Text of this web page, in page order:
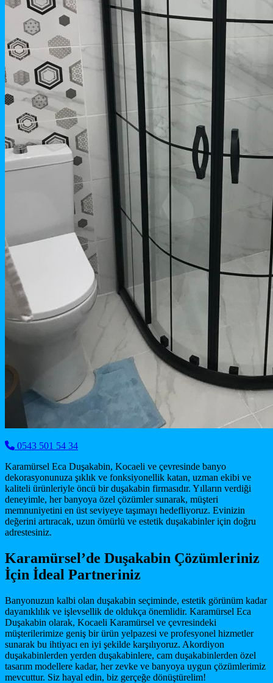
0543 501 54 34
Karamürsel Eca Duşakabin, Kocaeli ve çevresinde banyo
dekorasyonunuza şıklık ve fonksiyonellik katan, uzman ekibi ve
kaliteli ürünleriyle öncü bir duşakabin firmasıdır. Yılların verdiği
deneyimle, her banyoya özel çözümler sunarak, müşteri
memnuniyetini en üst seviyeye taşımayı hedefliyoruz. Evinizin
değerini artıracak, uzun ömürlü ve estetik duşakabinler için doğru
adrestesiniz.
Karamürsel’de Duşakabin Çözümleriniz
İçin İdeal Partneriniz
Banyonuzun kalbi olan duşakabin seçiminde, estetik görünüm kadar
dayanıklılık ve işlevsellik de oldukça önemlidir. Karamürsel Eca
Duşakabin olarak, Kocaeli Karamürsel ve çevresindeki
müşterilerimize geniş bir ürün yelpazesi ve profesyonel hizmetler
sunarak bu ihtiyacı en iyi şekilde karşılıyoruz. Akordiyon
duşakabinlerden yerden duşakabinlere, cam duşakabinlerden özel
tasarım modellere kadar, her zevke ve banyoya uygun çözümlerimiz
mevcuttur. Siz hayal edin, biz gerçeğe dönüştürelim!